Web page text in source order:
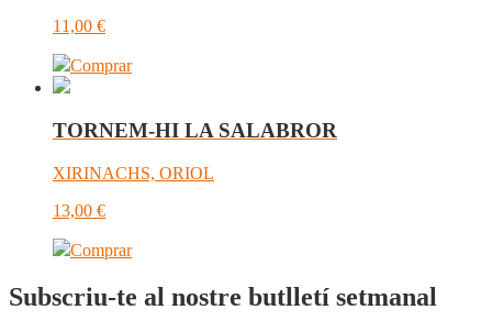
11,00 €
Comprar
TORNEM-HI LA SALABROR
XIRINACHS, ORIOL
13,00 €
Comprar
Subscriu-te al nostre butlletí setmanal